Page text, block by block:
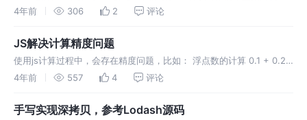
函数的原型 3. 执行构造函数中的代码，this指向这个新对象（为这个新
4年前 306 2 评论
JS解决计算精度问题
使用js计算过程中，会存在精度问题，比如： 浮点数的计算 0.1 + 0.2
!= 0.3 1.1 * 100 != 110 大数精度问题: 9999 9999 9999 9999 ==
4年前 557 4 评论
手写实现深拷贝，参考Lodash源码